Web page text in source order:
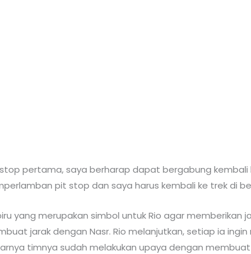
pertama, saya berharap dapat bergabung
pit stop dan saya harus kembali ke trek di
yang merupakan simbol untuk Rio agar
jarak dengan Nasr. Rio melanjutkan, setiap ia
timnya sudah melakukan upaya dengan